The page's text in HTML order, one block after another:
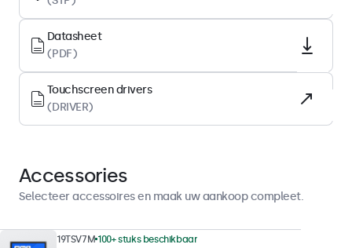
Gehard glas
Ondersteunde oriëntatie
Landscape, portrait
Displayprestaties
300 nits (typisch)
Minimale helderheid
Contrast
Datasheet
(PDF)
Touchscreen drivers
(DRIVER)
Accessories
Selecteer accessoires en maak uw aankoop compleet.
19TSV7M 100+ stuks beschikbaar